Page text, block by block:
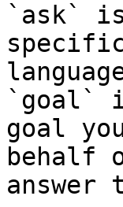
`ask`
`goal`
goal
behalf